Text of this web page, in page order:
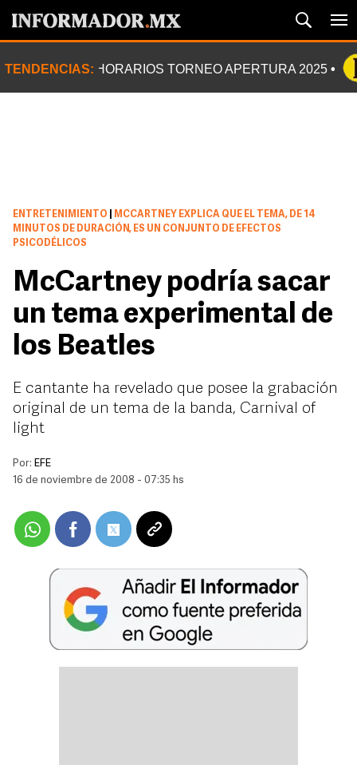
TENDENCIAS: HORARIOS TORNEO APERTURA 2025
ENTRETENIMIENTO
MCCARTNEY EXPLICA QUE EL TEMA, DE 14
MINUTOS DE DURACIÓN, ES UN CONJUNTO DE EFECTOS
PSICODÉLICOS
McCartney podría sacar
un tema experimental de
los Beatles
E cantante ha revelado que posee la grabación
original de un tema de la banda, Carnival of
light
Por: EFE
16 de noviembre de 2008 - 07:35 hs